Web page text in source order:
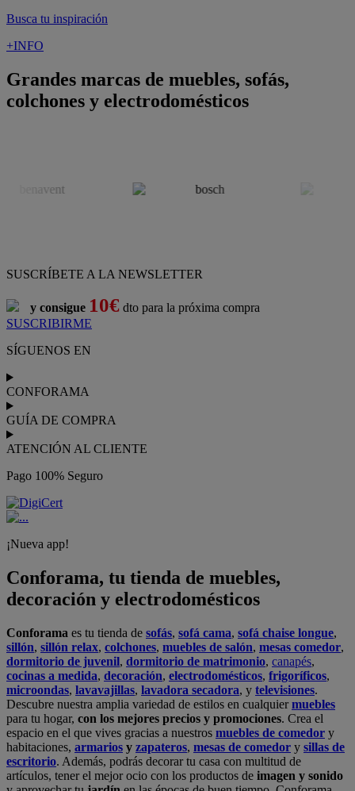
Busca tu inspiración
+INFO
Grandes marcas de muebles, sofás,
colchones y electrodomésticos
SUSCRÍBETE A LA NEWSLETTER
y consigue 10€ dto para la próxima compra
SUSCRIBIRME
SÍGUENOS EN
CONFORAMA
GUÍA DE COMPRA
ATENCIÓN AL CLIENTE
Pago 100% Seguro
¡Nueva app!
Conforama, tu tienda de muebles,
decoración y electrodomésticos
Conforama es tu tienda de sofás, sofá cama, sofá chaise longue,
sillón, sillón relax, colchones, muebles de salón, mesas comedor,
dormitorio de juvenil, dormitorio de matrimonio, canapés,
cocinas a medida, decoración, electrodomésticos, frigoríficos,
microondas, lavavajillas, lavadora secadora, y televisiones.
Descubre nuestra amplia variedad de estilos en cualquiermuebles
para tu hogar, con los mejores precios y promociones. Crea el
espacio en el que vives gracias a nuestros muebles de comedor y
habitaciones, armarios y zapateros, mesas de comedor y sillas de
escritorio. Además, podrás decorar tu casa con multitud de
artículos, tener el mejor ocio con los productos de imagen y sonido